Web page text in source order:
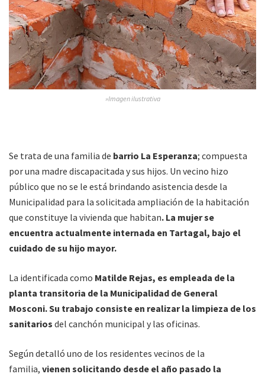
»Imagen ilustrativa
Se trata de una familia de barrio La Esperanza; compuesta
por una madre discapacitada y sus hijos. Un vecino hizo
público que no se le está brindando asistencia desde la
Municipalidad para la solicitada ampliación de la habitación
que constituye la vivienda que habitan. La mujer se
encuentra actualmente internada en Tartagal, bajo el
cuidado de su hijo mayor.
La identificada como Matilde Rejas, es empleada de la
planta transitoria de la Municipalidad de General
Mosconi. Su trabajo consiste en realizar la limpieza de los
sanitarios del canchón municipal y las oficinas.
Según detalló uno de los residentes vecinos de la
familia, vienen solicitando desde el año pasado la